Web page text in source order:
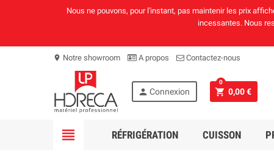
Nous ne pouvons, pour l'instant, pas maintenir les prix
incessantes. Nous
location_on Notre showroom A propos Contactez-nous
person Connexion shopping_cart 0,00 €
0
view_headline RÉFRIGÉRATION CUISSON